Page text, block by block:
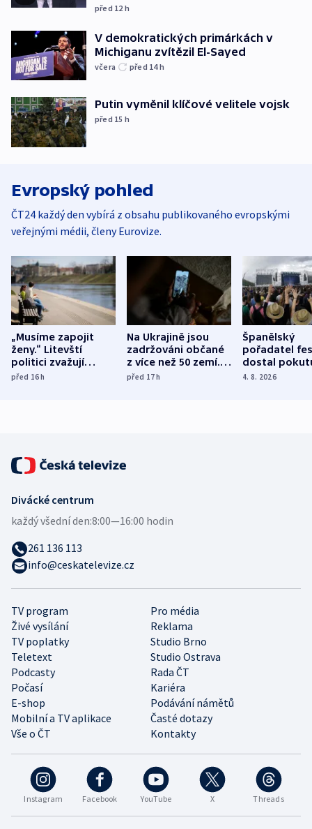
před 12 h
V demokratických primárkách v
Michiganu zvítězil El-Sayed
včera před 14h
Putin vyměnil klíčové velitele vojsk
před 15 h
Evropský pohled
ČT24 každý den vybírá z obsahu publikovaného evropskými
veřejnými médii, členy Eurovize.
„Musíme zapojit
ženy.“ Litevští
politici zvažují
dohodu o
před 16h
Na Ukrajině jsou
zadržováni občané
z více než 50 zemí.
Bojovali na straně
před 17h
Španělský
pořadatel
dostal
nekalé
4. 8. 2026
Instagram Facebook YouTube X Threads
TV program
Pro média
Živé vysílání
Reklama
TV poplatky
Studio Brno
Teletext
Studio Ostrava
Podcasty
Rada ČT
Počasí
Kariéra
E-shop
Podávání námětů
Mobilní a TV aplikace
Časté dotazy
Vše o ČT
Kontakty
Divácké centrum
každý všední den:8:00—16:00 hodin
261 136 113
info@ceskatelevize.cz